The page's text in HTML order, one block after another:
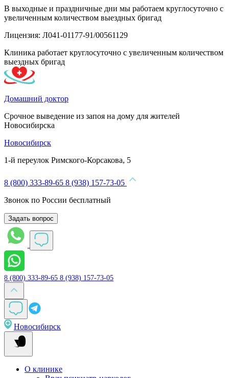
В выходные и праздничные дни мы работаем круглосуточно с
увеличенным количеством выездных бригад
Лицензия: Л041-01177-91/00561129
Клиника работает круглосуточно с увеличенным количеством
выездных бригад
Домашний доктор
Срочное выведение из запоя на дому для жителей
Новосибирска
Новосибирск
1-й переулок Римского-Корсакова, 5
8 (800) 333-89-65 8 (938) 157-73-05
Звонок по России бесплатный
Задать вопрос
8 (800) 333-89-65 8 (938) 157-73-05
Новосибирск
О клинике